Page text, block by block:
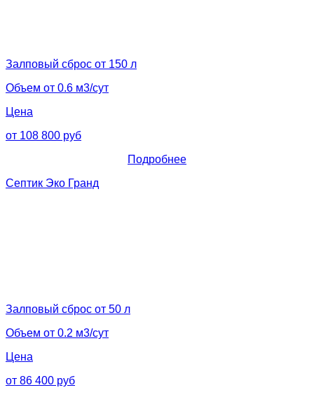
Залповый сброс от 150 л
Объем от 0.6 м3/сут
Цена
от 108 800 руб
Подробнее
Септик Эко Гранд
Залповый сброс от 50 л
Объем от 0.2 м3/сут
Цена
от 86 400 руб